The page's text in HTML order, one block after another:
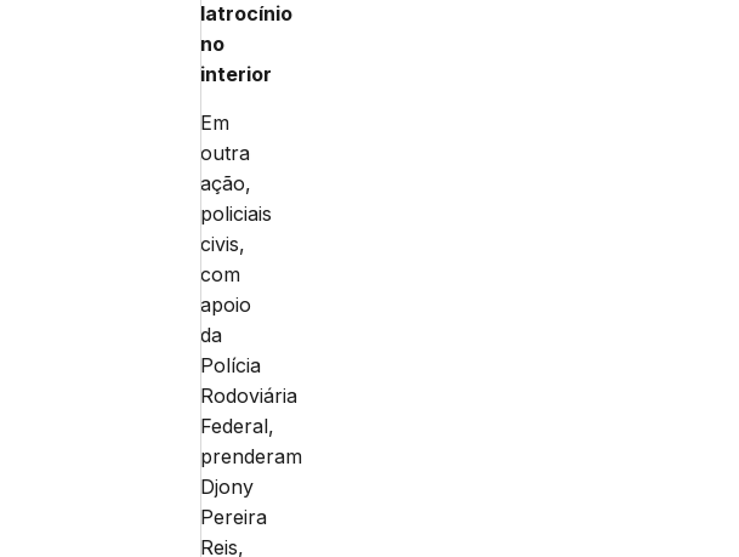
latrocínio
no
interior
Em
outra
ação,
policiais
civis,
com
apoio
da
Polícia
Rodoviária
Federal,
prenderam
Djony
Pereira
Reis,